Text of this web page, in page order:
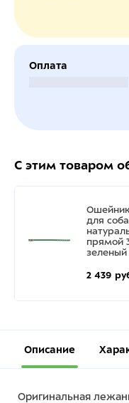
Оплата
С этим товаром
для
прямой
2 439
Описание
Оригинальная